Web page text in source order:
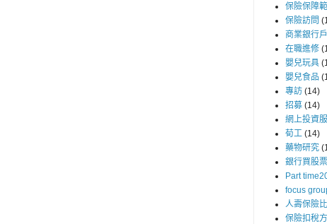
保險保障
保險訪問
商業銀行
在職進修
嬰兒玩具
嬰兒食品
專訪 (14)
招募 (14)
網上投資
荀工 (14)
藥物研究
銀行買股票
Part
focus
人壽保險
保險扣稅